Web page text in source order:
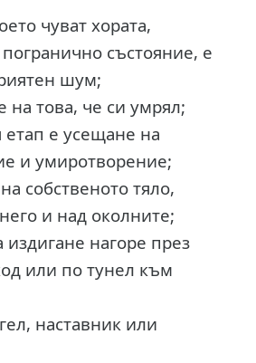
чуват хората,
състояние, е
шум;
на това, че си умрял;
е усещане на
и умиротворение;
собственото тяло,
и над околните;
издигане нагоре през
или по тунел към
наставник или